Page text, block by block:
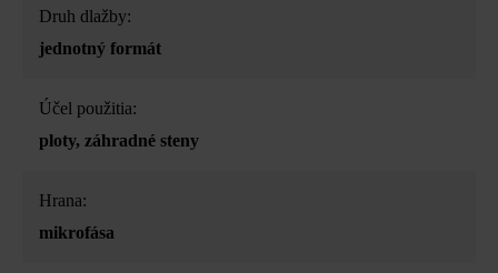
Druh dlažby:
jednotný formát
Účel použitia:
ploty, záhradné steny
Hrana:
mikrofása